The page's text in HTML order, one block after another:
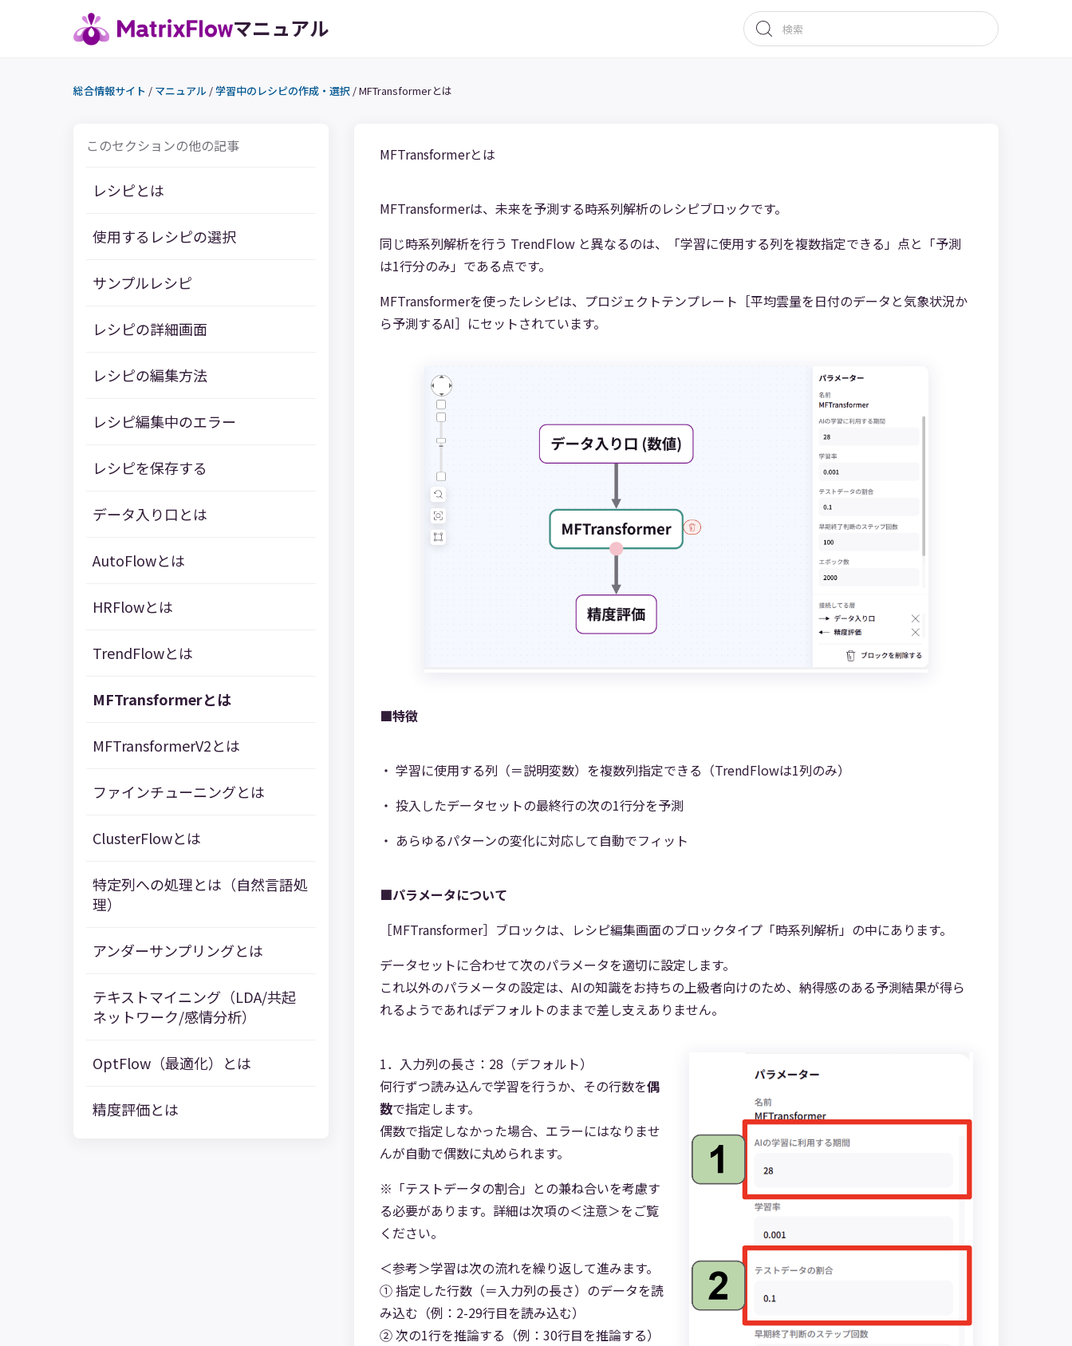
マニュアル
総合情報サイト / マニュアル /学習中のレシピの作成・選択 /MFTransformerとは
このセクションの他の記事
レシピとは
使用するレシピの選択
サンプルレシピ
レシピの詳細画面
レシピの編集方法
レシピ編集中のエラー
レシピを保存する
データ入り口とは
AutoFlowとは
HRFlowとは
TrendFlowとは
MFTransformerとは
MFTransformerV2とは
ファインチューニングとは
ClusterFlowとは
特定列への処理とは（自然言語処
理）
アンダーサンプリングとは
テキストマイニング（LDA/共起
ネットワーク/感情分析）
OptFlow（最適化）とは
精度評価とは
MFTransformerとは
MFTransformerは、未来を予測する時系列解析のレシピブロックです。
同じ時系列解析を行う TrendFlow と異なるのは、「学習に使用する列を複数指定できる」点と「予測
は1行分のみ」である点です。
MFTransformerを使ったレシピは、プロジェクトテンプレート［平均雲量を日付のデータと気象状況か
ら予測するAI］にセットされています。
■特徴
学習に使用する列（＝説明変数）を複数列指定できる（TrendFlowは1列のみ）
投入したデータセットの最終行の次の1行分を予測
あらゆるパターンの変化に対応して自動でフィット
■パラメータについて
［MFTransformer］ブロックは、レシピ編集画面のブロックタイプ「時系列解析」の中にあります。
データセットに合わせて次のパラメータを適切に設定します。
これ以外のパラメータの設定は、AIの知識をお持ちの上級者向けのため、納得感のある予測結果が得ら
れるようであればデフォルトのままで差し支えありません。
1．入力列の長さ：28（デフォルト）
何行ずつ読み込んで学習を行うか、その行数を偶
数で指定します。
偶数で指定しなかった場合、エラーにはなりませ
んが自動で偶数に丸められます。
※「テストデータの割合」との兼ね合いを考慮す
る必要があります。詳細は次項の＜注意＞をご覧
ください。
＜参考＞学習は次の流れを繰り返して進みます。
① 指定した行数（＝入力列の長さ）のデータを読
み込む（例：2-29行目を読み込む）
② 次の1行を推論する（例：30行目を推論する）